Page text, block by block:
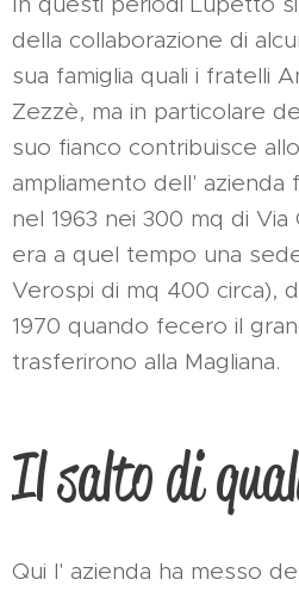
della collaborazione di
sua famiglia quali i fratelli
Zezzè, ma in particolare
suo fianco contribuisce
ampliamento dell' azienda
nel 1963 nei 300 mq di
era a quel tempo una
Verospi di mq 400 circa),
1970 quando fecero il
trasferirono alla Magliana.
Il salto di
Qui l' azienda ha messo